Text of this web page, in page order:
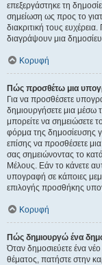
επεξεργάστηκε τη
σημείωση ως προς το
διακριτική τους
διαγράψουν μια
Κορυφή
Πώς προσθέτω μια
Για να προσθέσετε
δημιουργήσετε μια μέσω
μπορείτε να σημειώσετε
φόρμα της δημοσίευσης
επίσης να προσθέσετε
σας σημειώνοντας το
Μέλους. Εάν το κάνετε
υπογραφή σε κάποιες
επιλογής προσθήκης
Κορυφή
Πώς δημιουργώ ένα
Όταν δημοσιεύετε ένα
θέματος, πατήστε στην